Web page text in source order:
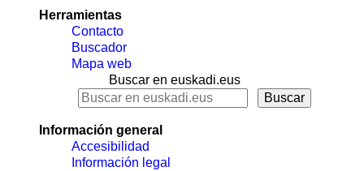
Herramientas
Contacto
Buscador
Mapa web
Buscar en euskadi.eus
Información general
Accesibilidad
Información legal